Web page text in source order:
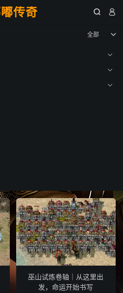
传奇  
全部 



巫山试炼卷轴｜从这里出
发，命运开始书写